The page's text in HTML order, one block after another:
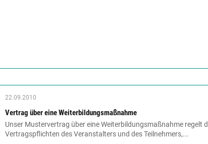
22.09.2010
Vertrag über eine Weiterbildungsmaßnahme
Unser Mustervertrag über eine Weiterbildungsmaßnahme regelt
Vertragspflichten des Veranstalters und des Teilnehmers,...